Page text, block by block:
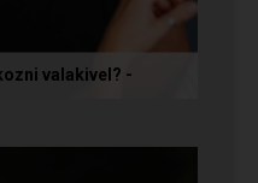
valakivel? -
valakit
de még...